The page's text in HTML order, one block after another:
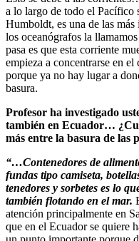
a lo largo de todo el Pacífico
Humboldt, es una de las
los oceanógrafos la
pasa es que esta corriente
empieza a concentrarse en
porque ya no hay lugar a
basura.
Profesor ha investigado
también en Ecuador…
más entre la basura de las
“…Contenedores de
fundas tipo camiseta,
tenedores y sorbetes es lo
también flotando en el mar.
atención principalmente en
que en el Ecuador se quiere